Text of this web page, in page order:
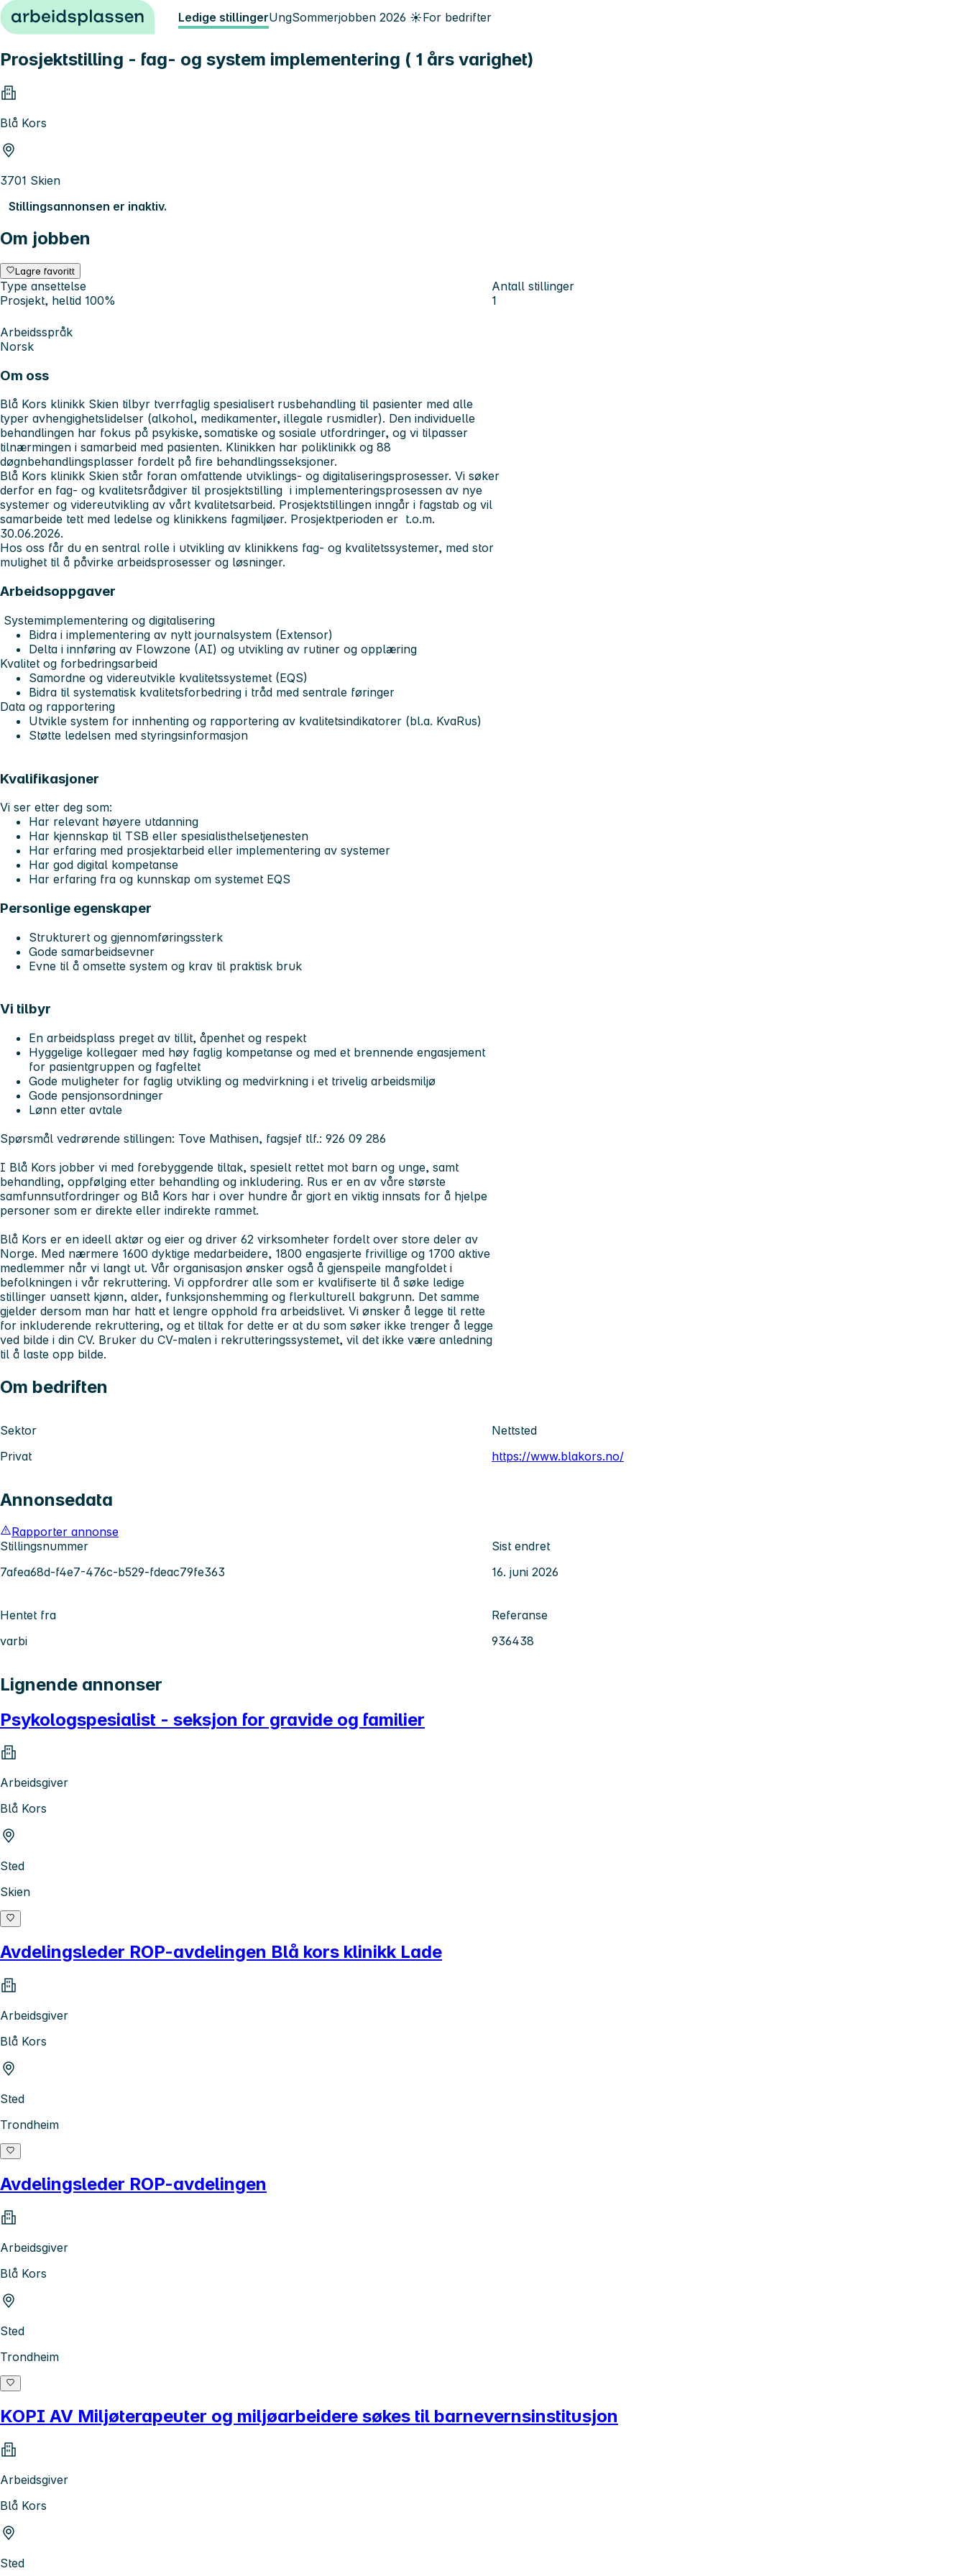
Hopp til innhold Ledige stillingerUngSommerjobben 2026 ☀️For bedrifter
Prosjektstilling - fag- og system implementering ( 1 års varighet)
Blå Kors
3701 Skien
Stillingsannonsen er inaktiv.
Om jobben
Lagre favoritt
Type ansettelse
Prosjekt, heltid 100%
Antall stillinger
1
Arbeidsspråk
Norsk
Om oss
Blå Kors klinikk Skien tilbyr tverrfaglig spesialisert rusbehandling til pasienter med alle
typer avhengighetslidelser (alkohol, medikamenter, illegale rusmidler). Den individuelle
behandlingen har fokus på psykiske, somatiske og sosiale utfordringer, og vi tilpasser
tilnærmingen i samarbeid med pasienten. Klinikken har poliklinikk og 88
døgnbehandlingsplasser fordelt på fire behandlingsseksjoner.
Blå Kors klinikk Skien står foran omfattende utviklings- og digitaliseringsprosesser. Vi søker
derfor en fag- og kvalitetsrådgiver til prosjektstilling i implementeringsprosessen av nye
systemer og videreutvikling av vårt kvalitetsarbeid. Prosjektstillingen inngår i fagstab og vil
samarbeide tett med ledelse og klinikkens fagmiljøer. Prosjektperioden er t.o.m.
30.06.2026.
Hos oss får du en sentral rolle i utvikling av klinikkens fag- og kvalitetssystemer, med stor
mulighet til å påvirke arbeidsprosesser og løsninger.
Arbeidsoppgaver
Systemimplementering og digitalisering
Bidra i implementering av nytt journalsystem (Extensor)
Delta i innføring av Flowzone (AI) og utvikling av rutiner og opplæring
Kvalitet og forbedringsarbeid
Samordne og videreutvikle kvalitetssystemet (EQS)
Bidra til systematisk kvalitetsforbedring i tråd med sentrale føringer
Data og rapportering
Utvikle system for innhenting og rapportering av kvalitetsindikatorer (bl.a. KvaRus)
Støtte ledelsen med styringsinformasjon
Kvalifikasjoner
Vi ser etter deg som:
Har relevant høyere utdanning
Har kjennskap til TSB eller spesialisthelsetjenesten
Har erfaring med prosjektarbeid eller implementering av systemer
Har god digital kompetanse
Har erfaring fra og kunnskap om systemet EQS
Personlige egenskaper
Strukturert og gjennomføringssterk
Gode samarbeidsevner
Evne til å omsette system og krav til praktisk bruk
Vi tilbyr
En arbeidsplass preget av tillit, åpenhet og respekt
Hyggelige kollegaer med høy faglig kompetanse og med et brennende engasjement
for pasientgruppen og fagfeltet
Gode muligheter for faglig utvikling og medvirkning i et trivelig arbeidsmiljø
Gode pensjonsordninger
Lønn etter avtale
Spørsmål vedrørende stillingen: Tove Mathisen, fagsjef tlf.: 926 09 286
I Blå Kors jobber vi med forebyggende tiltak, spesielt rettet mot barn og unge, samt
behandling, oppfølging etter behandling og inkludering. Rus er en av våre største
samfunnsutfordringer og Blå Kors har i over hundre år gjort en viktig innsats for å hjelpe
personer som er direkte eller indirekte rammet.
Blå Kors er en ideell aktør og eier og driver 62 virksomheter fordelt over store deler av
Norge. Med nærmere 1600 dyktige medarbeidere, 1800 engasjerte frivillige og 1700 aktive
medlemmer når vi langt ut. Vår organisasjon ønsker også å gjenspeile mangfoldet i
befolkningen i vår rekruttering. Vi oppfordrer alle som er kvalifiserte til å søke ledige
stillinger uansett kjønn, alder, funksjonshemming og flerkulturell bakgrunn. Det samme
gjelder dersom man har hatt et lengre opphold fra arbeidslivet. Vi ønsker å legge til rette
for inkluderende rekruttering, og et tiltak for dette er at du som søker ikke trenger å legge
ved bilde i din CV. Bruker du CV-malen i rekrutteringssystemet, vil det ikke være anledning
til å laste opp bilde.
Om bedriften
Sektor
Privat
Nettsted
https://www.blakors.no/
Annonsedata
Rapporter annonse
Stillingsnummer
7afea68d-f4e7-476c-b529-fdeac79fe363
Sist endret
16. juni 2026
Hentet fra
varbi
Referanse
936438
Lignende annonser
Psykologspesialist - seksjon for gravide og familier
Arbeidsgiver
Blå Kors
Sted
Skien
Avdelingsleder ROP-avdelingen Blå kors klinikk Lade
Arbeidsgiver
Blå Kors
Sted
Trondheim
Avdelingsleder ROP-avdelingen
Arbeidsgiver
Blå Kors
Sted
Trondheim
KOPI AV Miljøterapeuter og miljøarbeidere søkes til barnevernsinstitusjon
Arbeidsgiver
Blå Kors
Sted